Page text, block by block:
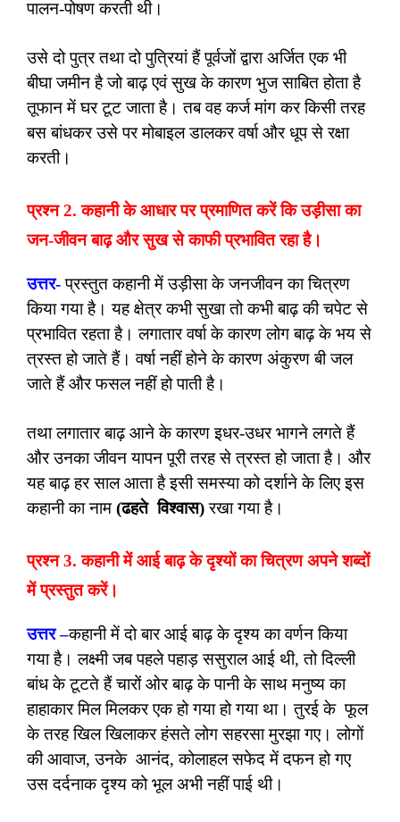
पालन-पोषण करती थी।
उसे दो पुत्र तथा दो पुत्रियां हैं पूर्वजों द्वारा अर्जित एक भी
बीघा जमीन है जो बाढ़ एवं सुख के कारण भुज साबित होता है
तूफान में घर टूट जाता है। तब वह कर्ज मांग कर किसी तरह
बस बांधकर उसे पर मोबाइल डालकर वर्षा और धूप से रक्षा
करती।
प्रश्न 2. कहानी के आधार पर प्रमाणित करें कि उड़ीसा का
जन-जीवन बाढ़ और सुख से काफी प्रभावित रहा है।
उत्तर-प्रस्तुत कहानी में उड़ीसा के जनजीवन का चित्रण
किया गया है। यह क्षेत्र कभी सुखा तो कभी बाढ़ की चपेट से
प्रभावित रहता है। लगातार वर्षा के कारण लोग बाढ़ के भय से
त्रस्त हो जाते हैं। वर्षा नहीं होने के कारण अंकुरण बी जल
जाते हैं और फसल नहीं हो पाती है।
तथा लगातार बाढ़ आने के कारण इधर-उधर भागने लगते हैं
और उनका जीवन यापन पूरी तरह से त्रस्त हो जाता है। और
यह बाढ़ हर साल आता है इसी समस्या को दर्शाने के लिए इस
कहानी का नाम (ढहते विश्वास)रखा गया है।
प्रश्न 3. कहानी में आई बाढ़ के दृश्यों का चित्रण अपने शब्दों
में प्रस्तुत करें।
उत्तर –कहानी में दो बार आई बाढ़ के दृश्य का वर्णन किया
गया है। लक्ष्मी जब पहले पहाड़ ससुराल आई थी, तो दिल्ली
बांध के टूटते हैं चारों ओर बाढ़ के पानी के साथ मनुष्य का
हाहाकार मिल मिलकर एक हो गया हो गया था। तुरई के फूल
के तरह खिल खिलाकर हंसते लोग सहरसा मुरझा गए। लोगों
की आवाज, उनके आनंद, कोलाहल सफेद में दफन हो गए
उस दर्दनाक दृश्य को भूल अभी नहीं पाई थी।